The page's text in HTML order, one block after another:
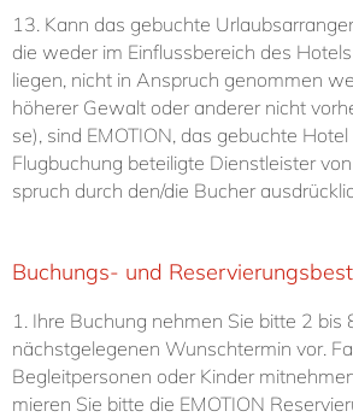
13. Kann das ge­buch­te
die we­der im Ein­fluss­be­reich des
lie­gen, nicht in An­spruch ge­nom­men
hö­he­rer Ge­walt oder an­de­rer nicht
se), sind EMO­TI­ON, das ge­buch­te
Flugbuchung beteiligte Dienstleister
spruch durch den/die Bu­cher
Buchungs­- und
1. Ih­re Buchung neh­men Sie bit­te 2 bis
nächst­ge­le­ge­nen Wunsch­ter­min vor.
Be­gleit­per­so­nen oder Kin­der
mie­ren Sie bit­te die EMO­TI­ON